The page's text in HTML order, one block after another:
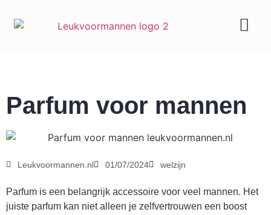
Parfum voor mannen
Leukvoormannen.nl 01/07/2024 welzijn
Parfum is een belangrijk accessoire voor veel mannen. Het
juiste parfum kan niet alleen je zelfvertrouwen een boost